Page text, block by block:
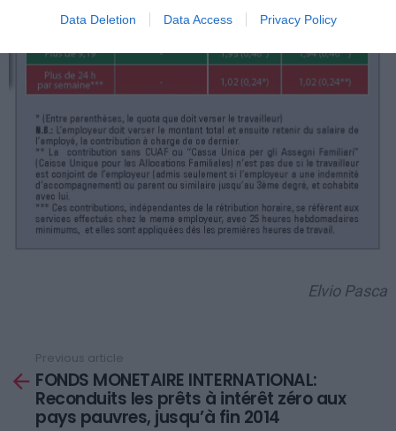
Data Deletion Data Access Privacy Policy
Elvio Pasca
more
Previous article
FONDS MONETAIRE INTERNATIONAL:
Reconduits les prêts à intérêt zéro aux
pays pauvres, jusqu’à fin 2014